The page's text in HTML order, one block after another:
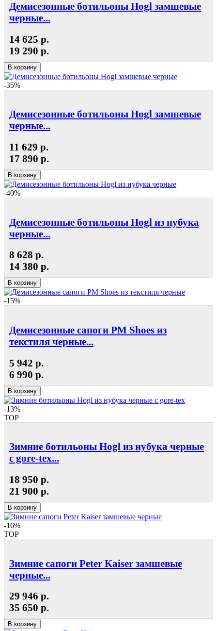
Демисезонные ботильоны Hogl замшевые
черные...
14 625 р.
19 290 р.
В корзину
-35%
Демисезонные ботильоны Hogl замшевые
черные...
11 629 р.
17 890 р.
В корзину
-40%
Демисезонные ботильоны Hogl из нубука
черные...
8 628 р.
14 380 р.
В корзину
-15%
Демисезонные сапоги РМ Shoes из
текстиля черные...
5 942 р.
6 990 р.
В корзину
-13%
TOP
Зимние ботильоны Hogl из нубука черные
с gore-tex...
18 950 р.
21 900 р.
В корзину
-16%
TOP
Зимние сапоги Peter Kaiser замшевые
черные...
29 946 р.
35 650 р.
В корзину